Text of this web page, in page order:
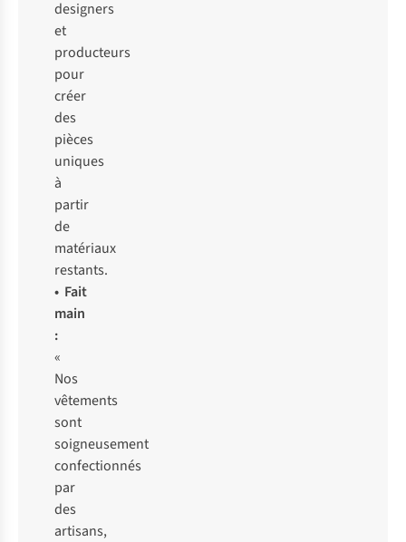
designers
et
producteurs
pour
créer
des
pièces
uniques
à
partir
de
matériaux
restants.
• Fait
main
:
«
Nos
vêtements
sont
soigneusement
confectionnés
par
des
artisans,